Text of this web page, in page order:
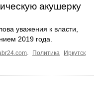
акушерку
уважения к власти,
2019 года.
. Политика
Иркутск